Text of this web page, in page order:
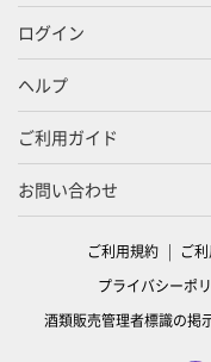
ログイン
ヘルプ
ご利用ガイド
お問い合わせ
ご利用規約 ご
プライバシーポ
酒類販売管理者標識の掲